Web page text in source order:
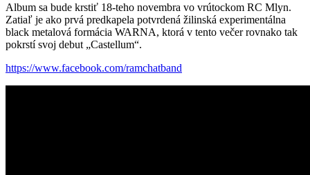
Album sa bude krstiť 18-teho novembra vo vrútockom RC Mlyn.
Zatiaľ je ako prvá predkapela potvrdená žilinská experimentálna
black metalová formácia WARNA, ktorá v tento večer rovnako tak
pokrstí svoj debut „Castellum“.
https://www.facebook.com/ramchatband